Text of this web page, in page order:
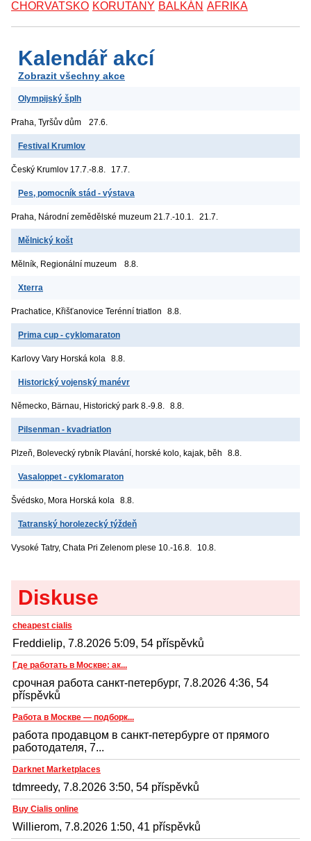
CHORVATSKO KORUTANY BALKÁN AFRIKA
Kalendář akcí
Zobrazit všechny akce
Olympijský šplh
Praha, Tyršův dům 27.6.
Festival Krumlov
Český Krumlov 17.7.-8.8. 17.7.
Pes, pomocník stád - výstava
Praha, Národní zemědělské muzeum 21.7.-10.1. 21.7.
Mělnický košt
Mělník, Regionální muzeum 8.8.
Xterra
Prachatice, Křišťanovice Terénní triatlon 8.8.
Prima cup - cyklomaraton
Karlovy Vary Horská kola 8.8.
Historický vojenský manévr
Německo, Bärnau, Historický park 8.-9.8. 8.8.
Pilsenman - kvadriatlon
Plzeň, Bolevecký rybník Plavání, horské kolo, kajak, běh 8.8.
Vasaloppet - cyklomaraton
Švédsko, Mora Horská kola 8.8.
Tatranský horolezecký týždeň
Vysoké Tatry, Chata Pri Zelenom plese 10.-16.8. 10.8.
Diskuse
cheapest cialis
Freddielip, 7.8.2026 5:09, 54 příspěvků
Где работать в Москве: ак...
срочная работа санкт-петербург, 7.8.2026 4:36, 54
příspěvků
Работа в Москве — подборк...
работа продавцом в санкт-петербурге от прямого
работодателя, 7...
Darknet Marketplaces
tdmreedy, 7.8.2026 3:50, 54 příspěvků
Buy Cialis online
Willierom, 7.8.2026 1:50, 41 příspěvků